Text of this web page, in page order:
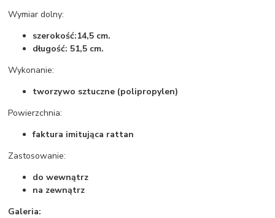
Wymiar dolny:
szerokość:14,5 cm.
długość: 51,5 cm.
Wykonanie:
tworzywo sztuczne (polipropylen)
Powierzchnia:
faktura imitująca rattan
Zastosowanie:
do wewnątrz
na zewnątrz
Galeria: